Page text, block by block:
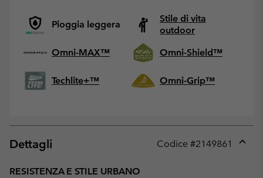
Pioggia leggera
Stile di vita
outdoor
Omni-MAX™
Omni-Shield™
Techlite+™ Omni-Grip™
Dettagli Codice #2149861
RESISTENZA E STILE URBANO